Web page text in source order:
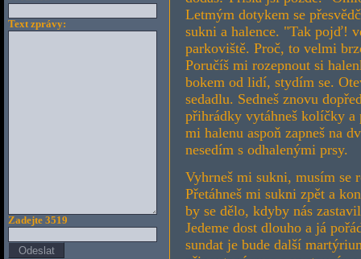
Letmým dotykem se
sukni a halence. "Tak pojď!
parkoviště. Proč, to velmi
Poručíš mi rozepnout si
bokem od lidí, stydím se.
sedadlu. Sedneš znovu
přihrádky vytáhneš kolíčky a
mi halenu aspoň zapneš na
nesedím s odhalenými prsy.
Vyhrneš mi sukni, musím
Přetáhneš mi sukni zpět a
by se dělo, kdyby nás
Jedeme dost dlouho a já
sundat je bude další
Text zprávy:
Zadejte 3519